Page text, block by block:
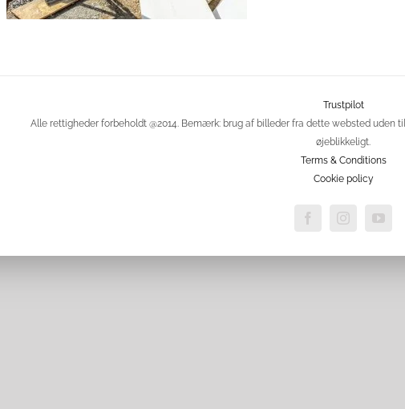
Trustpilot
Alle rettigheder forbeholdt @2014. Bemærk: brug af billeder fra dette websted
øjeblikkeligt.
Terms & Conditions
Cookie policy
FacebookInstagram